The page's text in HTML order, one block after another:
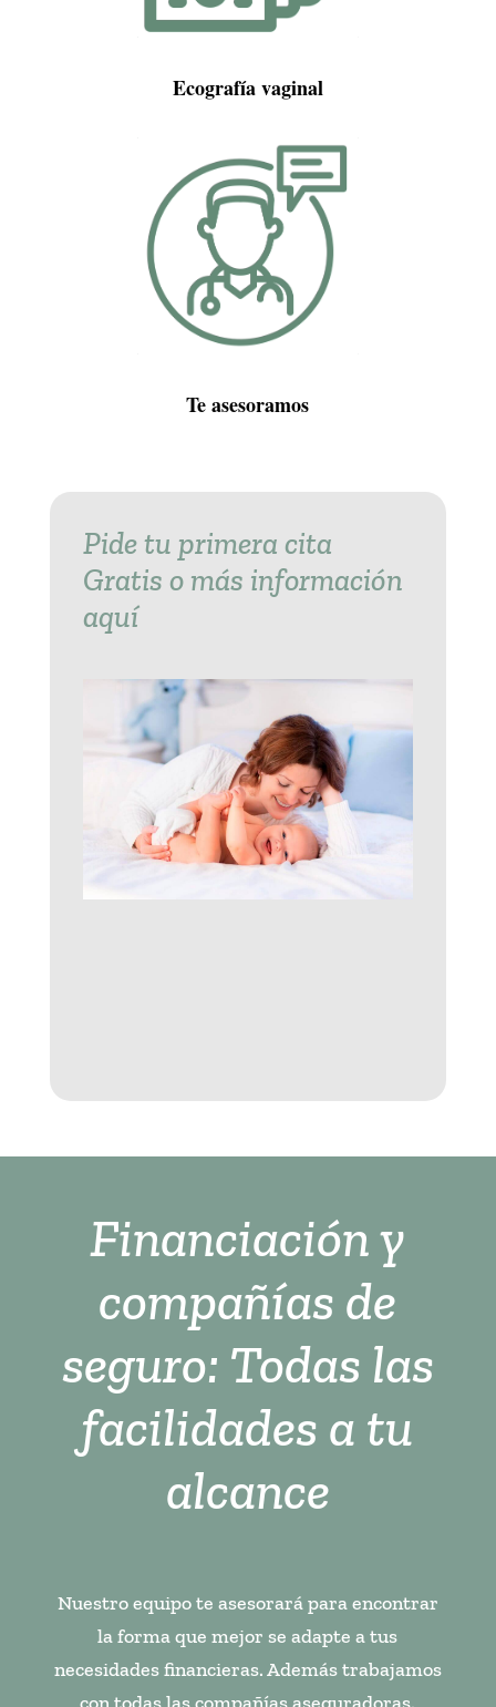
Ecografía vaginal
Te asesoramos
Pide tu primera cita
Gratis o más información
aquí
Financiación y
compañías de
seguro: Todas las
facilidades a tu
alcance
Nuestro equipo te asesorará para encontrar
la forma que mejor se adapte a tus
necesidades financieras. Además trabajamos